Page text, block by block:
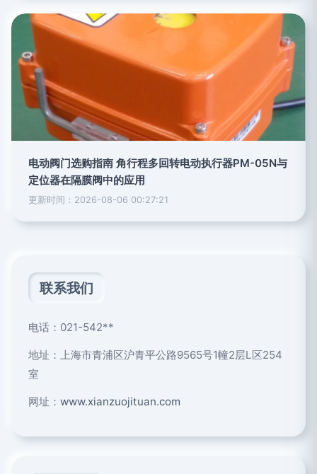
电动阀门选购指南 角行程多回转电动执行器PM-05N与
定位器在隔膜阀中的应用
更新时间：2026-08-06 00:27:21
联系我们
电话：021-542**
地址：上海市青浦区沪青平公路9565号1幢2层L区254
室
网址： www.xianzuojituan.com